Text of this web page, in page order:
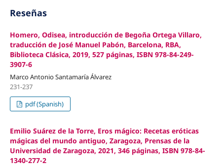
Reseñas
Homero, Odisea, introducción de Begoña Ortega Villaro,
traducción de José Manuel Pabón, Barcelona, RBA,
Biblioteca Clásica, 2019, 527 páginas, ISBN 978-84-249-
3907-6
Marco Antonio Santamaría Álvarez
231-237
pdf (Spanish)
Emilio Suárez de la Torre, Eros mágico: Recetas eróticas
mágicas del mundo antiguo, Zaragoza, Prensas de la
Universidad de Zaragoza, 2021, 346 páginas, ISBN 978-84-
1340-277-2